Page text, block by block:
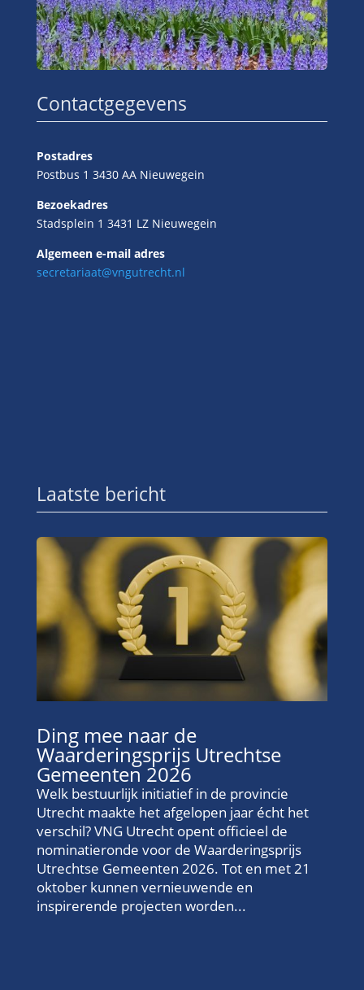
Contactgegevens
Postadres
Postbus 1 3430 AA Nieuwegein
Bezoekadres
Stadsplein 1 3431 LZ Nieuwegein
Algemeen e-mail adres
secretariaat@vngutrecht.nl
Laatste bericht
Ding mee naar de
Waarderingsprijs Utrechtse
Gemeenten 2026
Welk bestuurlijk initiatief in de provincie
Utrecht maakte het afgelopen jaar écht het
verschil? VNG Utrecht opent officieel de
nominatieronde voor de Waarderingsprijs
Utrechtse Gemeenten 2026. Tot en met 21
oktober kunnen vernieuwende en
inspirerende projecten worden...